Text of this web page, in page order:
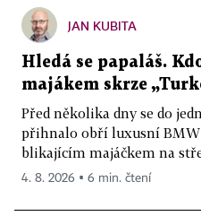
JAN KUBITA
Hledá se papaláš.
majákem skrze
Před několika dny se do
přihnalo obří luxusní BMW
blikajícím majáčkem na
4. 8. 2026 ▪ 6 min. čtení